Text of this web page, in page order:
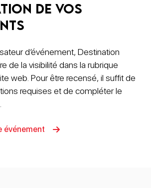
de vos
d’événement, Destination
de la visibilité dans la rubrique
web. Pour être recensé, il suffit de
requises et de compléter le
événement